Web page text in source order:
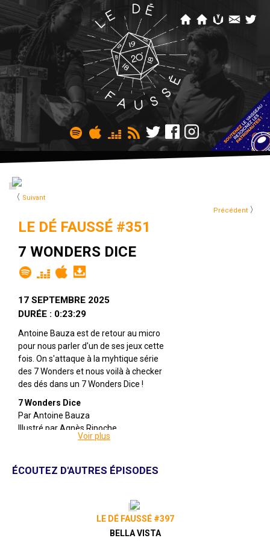
〈 Suivant
Précédent 〉
LE DÉ FAUSSÉ #351
7 WONDERS DICE
17 SEPTEMBRE 2025
DURÉE : 0:23:29
Antoine Bauza est de retour au micro
pour nous parler d'un de ses jeux cette
fois. On s'attaque à la myhtique série
des 7 Wonders et nous voilà à checker
des dés dans un 7 Wonders Dice !
7 Wonders Dice
Par Antoine Bauza
Illustré par Agnès Ripoche
Édité par Repos Production
Pour 10 ans et +
grandes cités de l'Antiquité vers la
prospérité dans 7 Wonders le jeu de
dés. Au cours de la partie, vous
Voir plus
ÉCOUTEZ D'AUTRES ÉPISODES
LE DÉ FAUSSÉ #397
BELLA VISTA